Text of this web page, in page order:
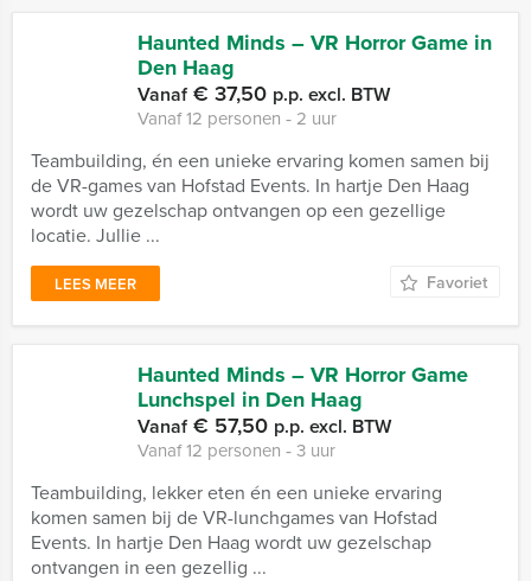
Haunted Minds – VR Horror Game in
Den Haag
Vanaf€ 37,50 p.p. excl. BTW
Vanaf 12 personen ‐ 2 uur
Teambuilding, én een unieke ervaring komen samen bij
de VR-games van Hofstad Events. In hartje Den Haag
wordt uw gezelschap ontvangen op een gezellige
locatie. Jullie ...
LEES MEER Favoriet
Haunted Minds – VR Horror Game
Lunchspel in Den Haag
Vanaf€ 57,50 p.p. excl. BTW
Vanaf 12 personen ‐ 3 uur
Teambuilding, lekker eten én een unieke ervaring
komen samen bij de VR-lunchgames van Hofstad
Events. In hartje Den Haag wordt uw gezelschap
ontvangen in een gezellig ...